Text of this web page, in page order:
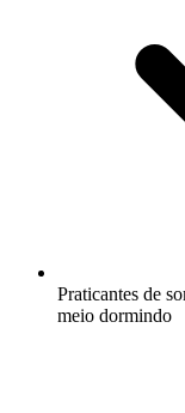
Praticantes de
meio dormindo